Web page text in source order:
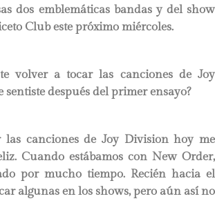
dos emblemáticas bandas y del show
Club este próximo miércoles.
volver a tocar las canciones de Joy
sentiste después del primer ensayo?
las canciones de Joy Division hoy me
Cuando estábamos con New Order,
por mucho tiempo. Recién hacia el
algunas en los shows, pero aún así no